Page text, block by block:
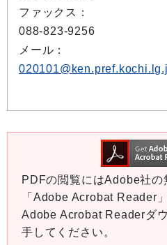
ファックス：
088-823-9256
メール：
PDFの閲覧にはAdobe社の
「Adobe Acrobat Reader
Adobe Acrobat Readerダ
手してください。